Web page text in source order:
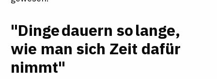
"Dinge dauern so lange,
wie man sich Zeit dafür
nimmt"